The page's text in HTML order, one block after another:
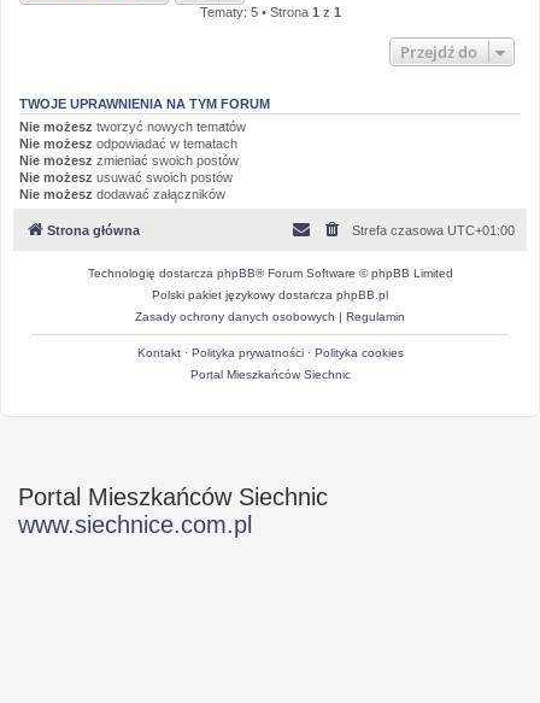
Tematy: 5 • Strona 1 z 1
Przejdź do
TWOJE UPRAWNIENIA NA TYM FORUM
Nie możesz tworzyć nowych tematów
Nie możesz odpowiadać w tematach
Nie możesz zmieniać swoich postów
Nie możesz usuwać swoich postów
Nie możesz dodawać załączników
Strona główna Strefa czasowa UTC+01:00
Technologię dostarcza phpBB® Forum Software © phpBB Limited
Polski pakiet językowy dostarcza phpBB.pl
Zasady ochrony danych osobowych | Regulamin
Kontakt· Polityka prywatności· Polityka cookies
Portal Mieszkańców Siechnic
Portal Mieszkańców Siechnic
www.siechnice.com.pl